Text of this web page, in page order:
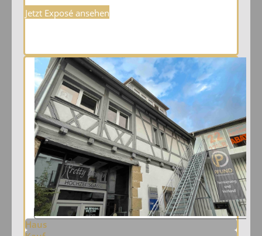
Jetzt Exposé ansehen
Haus